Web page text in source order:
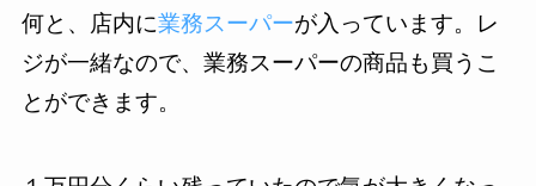
何と、店内に業務スーパーが入っています。レ
ジが一緒なので、業務スーパーの商品も買うこ
とができます。